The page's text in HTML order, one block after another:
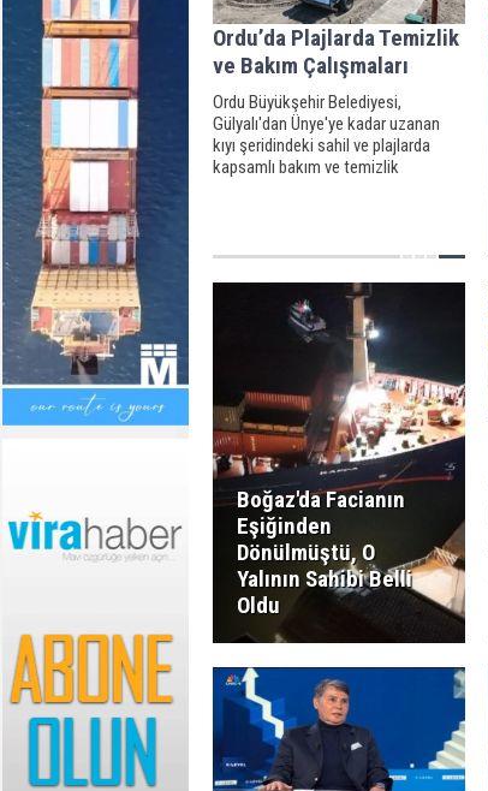
Ordu’da Plajlarda Temizlik
ve Bakım Çalışmaları
Ordu Büyükşehir Belediyesi,
Gülyalı'dan Ünye'ye kadar uzanan
kıyı şeridindeki sahil ve plajlarda
kapsamlı bakım ve temizlik
Boğaz'da Facianın
Eşiğinden
Dönülmüştü, O
Yalının Sahibi Belli
Oldu